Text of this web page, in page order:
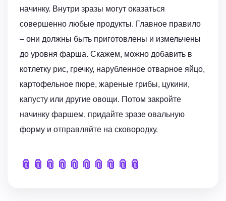
начинку. Внутри зразы могут оказаться
совершенно любые продукты. Главное правило
– они должны быть приготовлены и измельчены
до уровня фарша. Скажем, можно добавить в
котлетку рис, гречку, нарубленное отварное яйцо,
картофельное пюре, жареные грибы, цукини,
капусту или другие овощи. Потом закройте
начинку фаршем, придайте зразе овальную
форму и отправляйте на сковородку.
📎 📎 📎 📎 📎 📎 📎 📎 📎 📎